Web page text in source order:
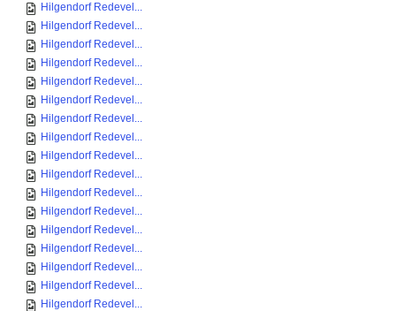
Hilgendorf Redevel...
Hilgendorf Redevel...
Hilgendorf Redevel...
Hilgendorf Redevel...
Hilgendorf Redevel...
Hilgendorf Redevel...
Hilgendorf Redevel...
Hilgendorf Redevel...
Hilgendorf Redevel...
Hilgendorf Redevel...
Hilgendorf Redevel...
Hilgendorf Redevel...
Hilgendorf Redevel...
Hilgendorf Redevel...
Hilgendorf Redevel...
Hilgendorf Redevel...
Hilgendorf Redevel...